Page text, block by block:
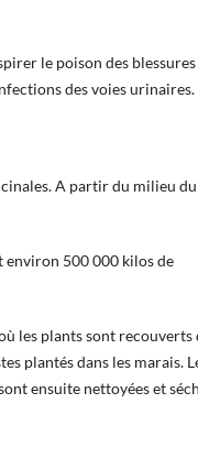
le poison des blessures
des voies urinaires.
A partir du milieu
environ 500 000 kilos de
les plants sont recouverts
plantés dans les marais.
ensuite nettoyées et